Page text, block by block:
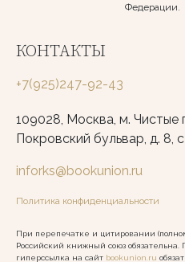
Федерации.
КОНТАКТЫ
+7(925)247-92-43
109028, Москва, м. Чистые
Покровский бульвар, д. 8,
inforks@bookunion.ru
Политика конфиденциальности
При перепечатке и цитировании
Российский книжный союз
гиперссылка на сайт bookunion.ru